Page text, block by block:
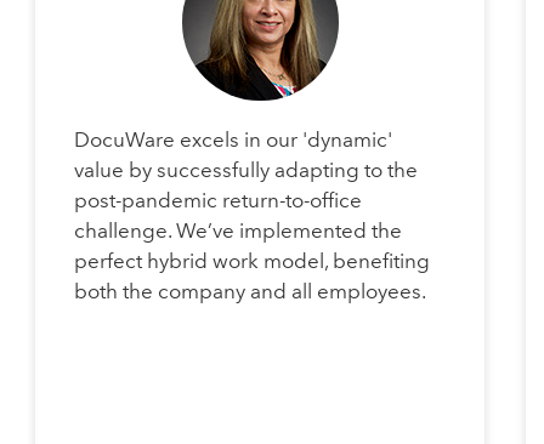
DocuWare excels in our 'dynamic'
value by successfully adapting to the
post-pandemic return-to-office
challenge. We’ve implemented the
perfect hybrid work model, benefiting
both the company and all employees.